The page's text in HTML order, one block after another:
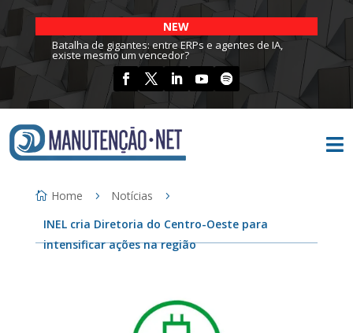
NEW
Batalha de gigantes: entre ERPs e agentes de IA,
existe mesmo um vencedor?

Home
Notícias
INEL cria Diretoria do Centro-Oeste para
intensificar ações na região